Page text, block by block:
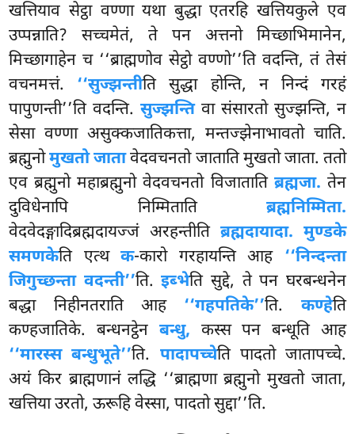
खत्तियाव सेट्ठा वण्णा यथा बुद्धा एतरहि खत्तियकुले एव
उप्पन्नाति? सच्चमेतं, ते पन अत्तनो मिच्छाभिमानेन,
मिच्छागाहेन च ‘‘ब्राह्मणोव सेट्ठो वण्णो’’ति वदन्ति, तं तेसं
वचनमत्तं. ‘‘सुज्झन्तीति सुद्धा होन्ति, न निन्दं गरहं
पापुणन्ती’’ति वदन्ति.सुज्झन्तिवा संसारतो सुज्झन्ति, न
सेसा वण्णा असुक्कजातिकत्ता, मन्तज्झेनाभावतो चाति.
ब्रह्मुनोमुखतो जातावेदवचनतो जाताति मुखतो जाता. ततो
एव ब्रह्मुनो महाब्रह्मुनो वेदवचनतो विजाताति ब्रह्मजा. तेन
दुविधेनापि निम्मिताति ब्रह्मनिम्मिता.
वेदवेदङ्गादिब्रह्मदायज्जं अरहन्तीति ब्रह्मदायादा. मुण्डके
समणकेति एत्थक-कारो गरहायन्ति आह ‘‘निन्दन्ता
जिगुच्छन्ता वदन्ती’’ति.इब्भेति सुद्दे, ते पन घरबन्धनेन
बद्धा निहीनतराति आह ‘‘गहपतिके’’ति. कण्हेति
कण्हजातिके. बन्धनट्ठेन बन्धु, कस्स पन बन्धूति आह
‘‘मारस्स बन्धुभूते’’ति. पादापच्चेति पादतो जातापच्चे.
अयं किर ब्राह्मणानं लद्धि ‘‘ब्राह्मणा ब्रह्मुनो मुखतो जाता,
खत्तिया उरतो, ऊरूहि वेस्सा, पादतो सुद्दा’’ति.